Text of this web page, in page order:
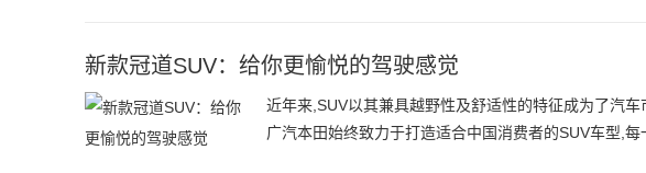
新款冠道SUV：给你更愉悦的驾驶感觉
近年来,SUV以其兼具越野性及舒适性的特征成为了汽
广汽本田始终致力于打造适合中国消费者的SUV车型,每